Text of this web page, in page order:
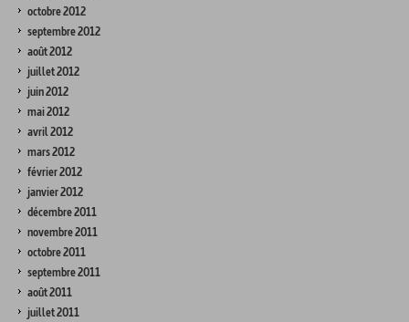
octobre 2012
septembre 2012
août 2012
juillet 2012
juin 2012
mai 2012
avril 2012
mars 2012
février 2012
janvier 2012
décembre 2011
novembre 2011
octobre 2011
septembre 2011
août 2011
juillet 2011